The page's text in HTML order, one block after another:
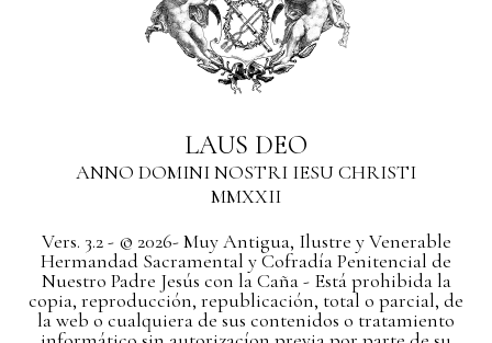
LAUS DEO
ANNO DOMINI NOSTRI IESU CHRISTI
MMXXII
Vers. 3.2 - © 2026- Muy Antigua, Ilustre y Venerable
Hermandad Sacramental y Cofradía Penitencial de
Nuestro Padre Jesús con la Caña - Está prohibida la
copia, reproducción, republicación, total o parcial, de
la web o cualquiera de sus contenidos o tratamiento